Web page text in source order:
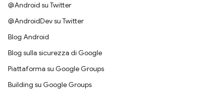
@Android su Twitter
@AndroidDev su Twitter
Blog Android
Blog sulla sicurezza di Google
Piattaforma su Google Groups
Building su Google Groups